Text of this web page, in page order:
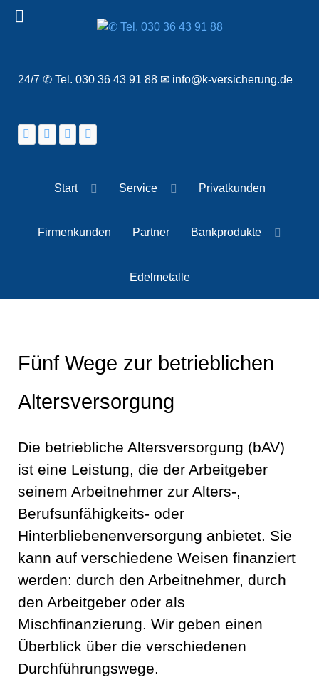
24/7 ✆ Tel. 030 36 43 91 88 ✉ info@k-versicherung.de
Start Service Privatkunden
Firmenkunden Partner Bankprodukte
Edelmetalle
Fünf Wege zur betrieblichen
Altersversorgung
Die betriebliche Altersversorgung (bAV)
ist eine Leistung, die der Arbeitgeber
seinem Arbeitnehmer zur Alters-,
Berufsunfähigkeits- oder
Hinterbliebenenversorgung anbietet. Sie
kann auf verschiedene Weisen finanziert
werden: durch den Arbeitnehmer, durch
den Arbeitgeber oder als
Mischfinanzierung. Wir geben einen
Überblick über die verschiedenen
Durchführungswege.